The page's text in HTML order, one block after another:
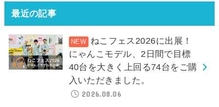
最近の記事
ねこフェス2026に出展！
にゃんこモデル、2日間で目標
40台を大きく上回る74台をご購
入いただきました。
2026.08.06